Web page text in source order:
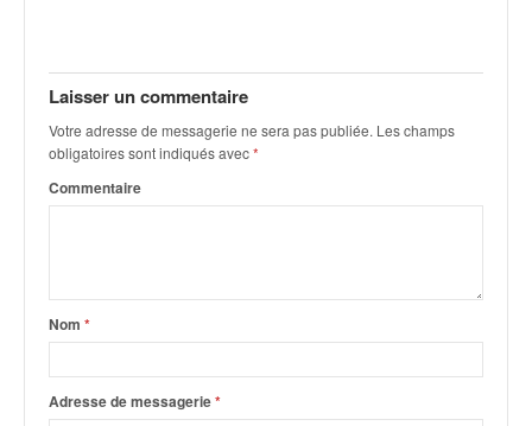
Laisser un commentaire
Votre adresse de messagerie ne sera pas publiée. Les champs
obligatoires sont indiqués avec*
Commentaire
Nom *
Adresse de messagerie*